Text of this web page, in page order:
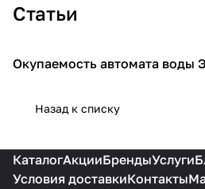
Статьи
Советы покупателям
Окупаемость автомата воды
Назад к списку
КаталогАкцииБрендыУслуги
Условия доставкиКонтакты